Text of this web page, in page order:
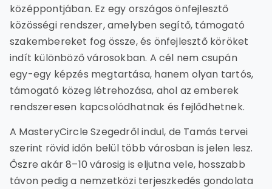
középpontjában. Ez egy országos önfejlesztő
közösségi rendszer, amelyben segítő, támogató
szakembereket fog össze, és önfejlesztő köröket
indít különböző városokban. A cél nem csupán
egy-egy képzés megtartása, hanem olyan tartós,
támogató közeg létrehozása, ahol az emberek
rendszeresen kapcsolódhatnak és fejlődhetnek.
A MasteryCircle Szegedről indul, de Tamás tervei
szerint rövid időn belül több városban is jelen lesz.
Őszre akár 8–10 városig is eljutna vele, hosszabb
távon pedig a nemzetközi terjeszkedés gondolata